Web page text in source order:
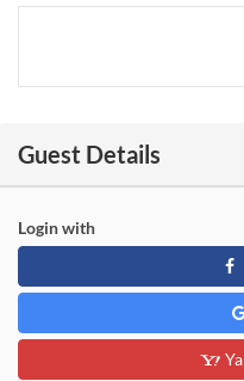
Guest Details
Login with